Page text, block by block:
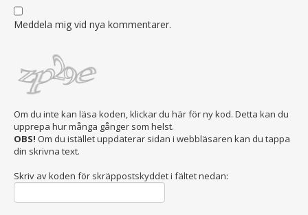
Meddela mig vid nya kommentarer.
Om du inte kan läsa koden, klickar du här för ny kod. Detta kan du
upprepa hur många gånger som helst.
OBS! Om du istället uppdaterar sidan i webbläsaren kan du tappa
din skrivna text.
Skriv av koden för skräppostskyddet i fältet nedan: